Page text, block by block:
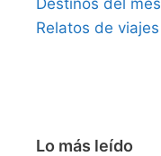
Relatos de viajes
Lo más leído